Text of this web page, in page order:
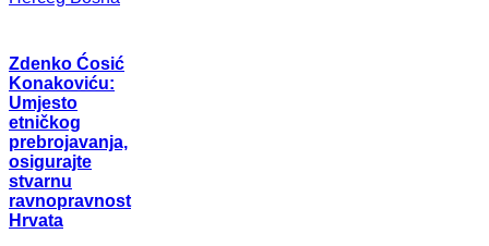
Zdenko Ćosić
Konakoviću:
Umjesto
etničkog
prebrojavanja,
osigurajte
stvarnu
ravnopravnost
Hrvata